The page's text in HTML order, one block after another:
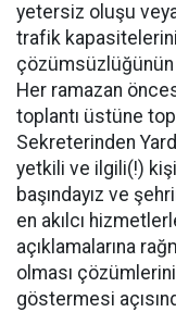
yetersiz oluşu
trafik
Her ramazan
toplantı üstüne
Sekreterinden
yetkili ve ilgili(!)
başındayız ve
en akılcı
açıklamalarına
olması
göstermesi